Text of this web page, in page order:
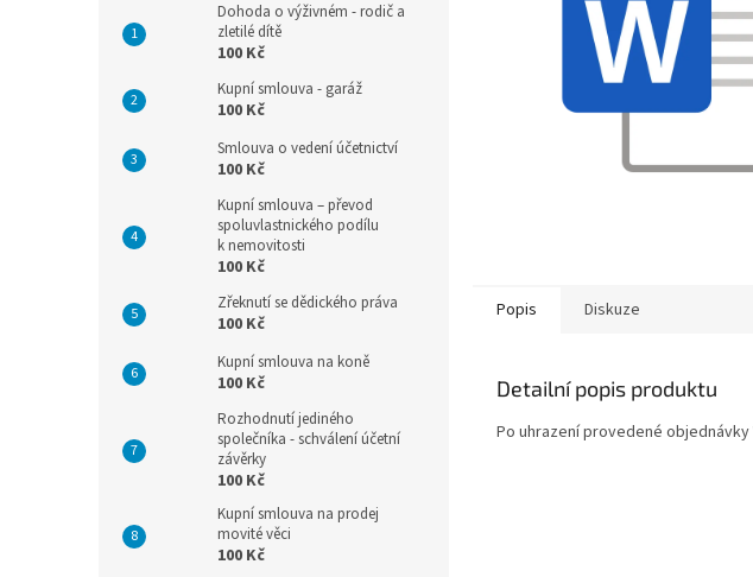
Dohoda o výživném - rodič a
zletilé dítě
100 Kč
Kupní smlouva - garáž
100 Kč
Smlouva o vedení účetnictví
100 Kč
Kupní smlouva – převod
spoluvlastnického podílu
k nemovitosti
100 Kč
Zřeknutí se dědického práva
100 Kč
Kupní smlouva na koně
100 Kč
Rozhodnutí jediného
společníka - schválení účetní
závěrky
100 Kč
Kupní smlouva na prodej
movité věci
100 Kč
Popis Diskuze
Detailní popis produktu
Po uhrazení provedené